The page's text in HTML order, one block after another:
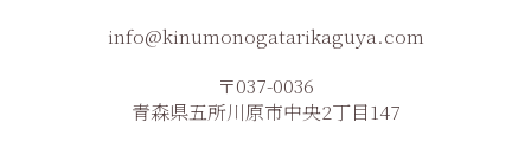
info@kinumonogatarikaguya.com
〒037-0036
青森県五所川原市中央2丁目147